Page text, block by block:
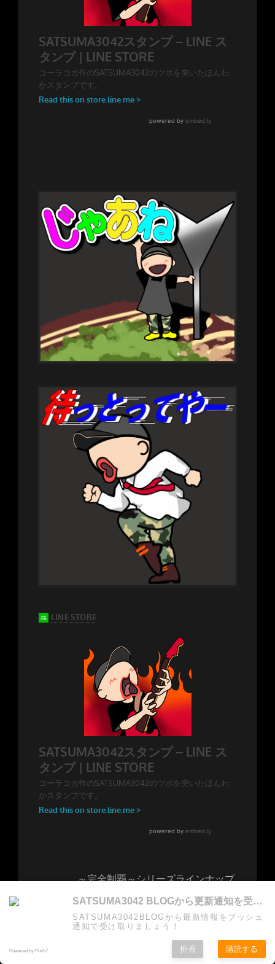
～完全制覇～シリーズラインナップ
☆炎の導火線コンプリートＢＯＸ11
♪HRノウハウDVDのみ2,500円
SATSUMA3042 BLOGから更新通知を受け取る
SATSUMA3042BLOGから最新情報をプッシュ
通知で受け取りましょう！
Powered by Push7 拒否 購読する